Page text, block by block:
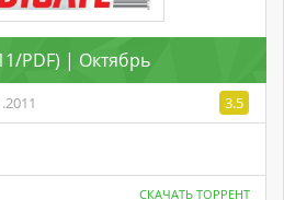
PDF) | Октябрь
3.5
СКАЧАТЬ ТОРРЕНТ